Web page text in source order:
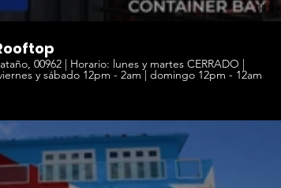
00:29
y martes CERRADO |
miércoles y jueves 12pm - 12am | viernes y sábado 12pm - 2am | domingo 12pm - 12am